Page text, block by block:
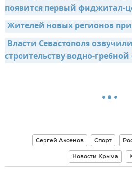
появится первый фиджитал-
Жителей новых регионов
Власти Севастополя
строительству водно-
Сергей Аксенов Спорт
Новости Крыма